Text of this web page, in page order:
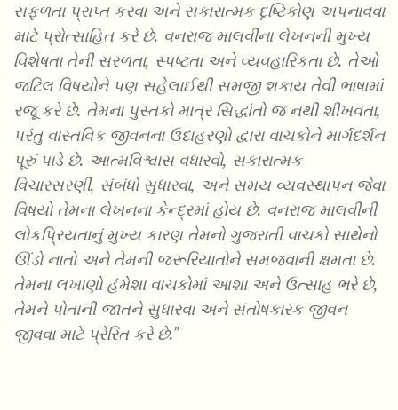
સફળતા પ્રાપ્ત કરવા અને સકારાત્મક દૃષ્ટિકોણ અપનાવવા
માટે પ્રોત્સાહિત કરે છે. વનરાજ માલવીના લેખનની મુખ્ય
વિશેષતા તેની સરળતા, સ્પષ્ટતા અને વ્યવહારિકતા છે. તેઓ
જટિલ વિષયોને પણ સહેલાઈથી સમજી શકાય તેવી ભાષામાં
રજૂ કરે છે. તેમના પુસ્તકો માત્ર સિદ્ધાંતો જ નથી શીખવતા,
પરંતુ વાસ્તવિક જીવનના ઉદાહરણો દ્વારા વાચકોને માર્ગદર્શન
પૂરું પાડે છે. આત્મવિશ્વાસ વધારવો, સકારાત્મક
વિચારસરણી, સંબંધો સુધારવા, અને સમય વ્યવસ્થાપન જેવા
વિષયો તેમના લેખનના કેન્દ્રમાં હોય છે. વનરાજ માલવીની
લોકપ્રિયતાનું મુખ્ય કારણ તેમનો ગુજરાતી વાચકો સાથેનો
ઊંડો નાતો અને તેમની જરૂરિયાતોને સમજવાની ક્ષમતા છે.
તેમના લખાણો હંમેશા વાચકોમાં આશા અને ઉત્સાહ ભરે છે,
તેમને પોતાની જાતને સુધારવા અને સંતોષકારક જીવન
જીવવા માટે પ્રેરિત કરે છે."